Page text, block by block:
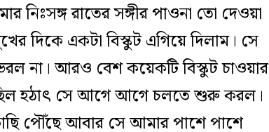
নিঃসঙ্গ রাতের সঙ্গীর পাওনা তো দেওয়া
দিকে একটা বিস্কুট এগিয়ে দিলাম। সে
না। আরও বেশ কয়েকটি বিস্কুট চাওয়ার
হঠাৎ সে আগে আগে চলতে শুরু করল।
পৌঁছে আবার সে আমার পাশে পাশে